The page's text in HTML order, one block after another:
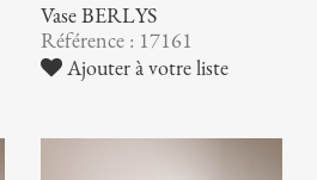
Vase BERLYS
Référence : 17161
Ajouter à votre liste